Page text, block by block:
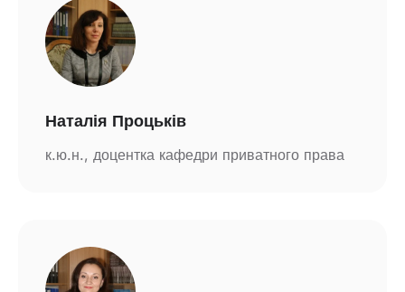
Наталія Процьків
к.ю.н., доцентка кафедри приватного права